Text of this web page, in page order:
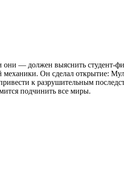
— должен выяснить студент-
Он сделал открытие:
к разрушительным
подчинить все миры.